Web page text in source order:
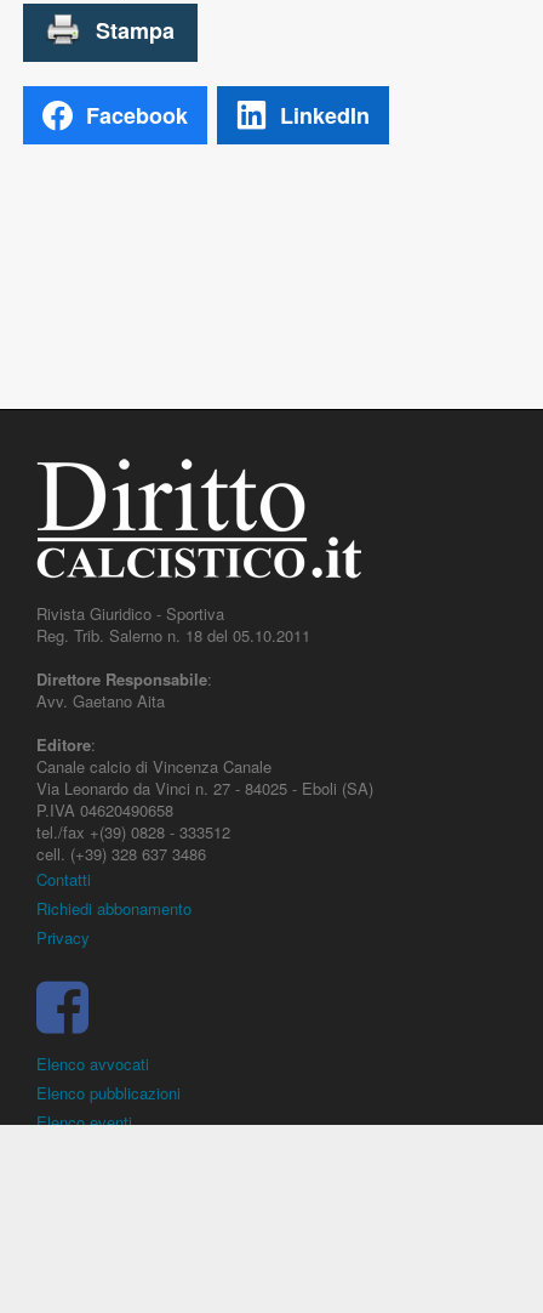
Facebook LinkedIn
Rivista Giuridico - Sportiva
Reg. Trib. Salerno n. 18 del 05.10.2011
Direttore Responsabile:
Avv. Gaetano Aita
Editore:
Canale calcio di Vincenza Canale
Via Leonardo da Vinci n. 27 - 84025 - Eboli (SA)
P.IVA 04620490658
tel./fax +(39) 0828 - 333512
cell. (+39) 328 637 3486
Contatti
Richiedi abbonamento
Privacy
Elenco avvocati
Elenco pubblicazioni
Elenco eventi